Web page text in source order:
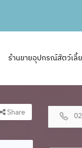
ร้านขายอุปกรณ์สัตว์เลี้
Share